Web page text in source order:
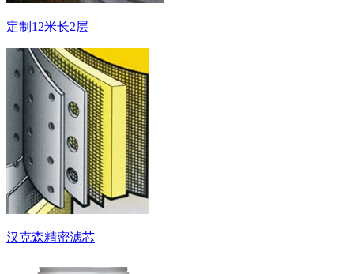
定制12米长2层
汉克森精密滤芯